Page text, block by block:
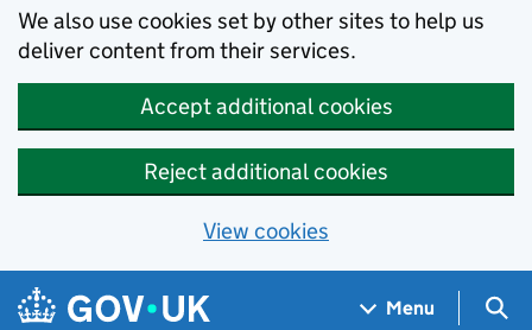
We also use cookies set by other sites to help us
deliver content from their services.
Accept additional cookies
Reject additional cookies
View cookies
Skip to main content
Navigation menu
Menu